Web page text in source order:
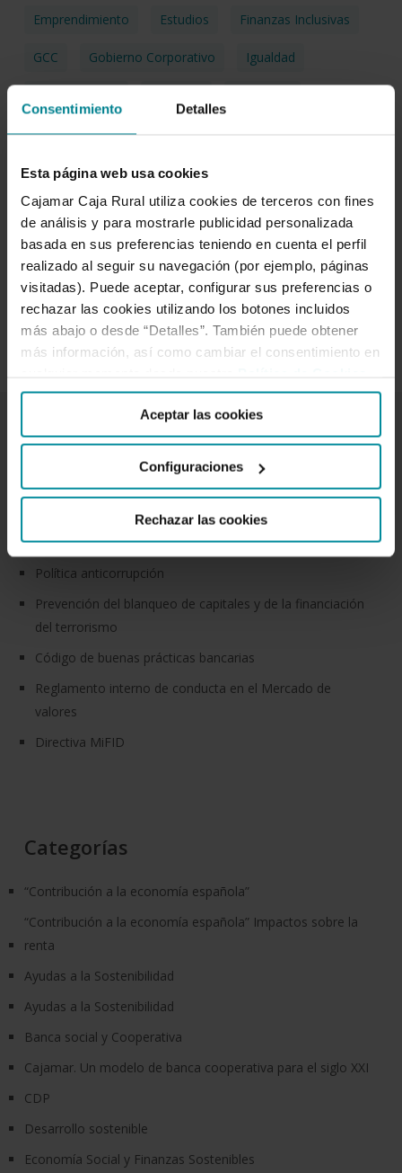
Consentimiento Detalles
Esta página web usa cookies
Cajamar Caja Rural utiliza cookies de terceros con fines
de análisis y para mostrarle publicidad personalizada
basada en sus preferencias teniendo en cuenta el perfil
realizado al seguir su navegación (por ejemplo, páginas
visitadas). Puede aceptar, configurar sus preferencias o
rechazar las cookies utilizando los botones incluidos
más abajo o desde “Detalles”. También puede obtener
más información, así como cambiar el consentimiento en
Aceptar las cookies
Configuraciones
Rechazar las cookies
Emprendimiento Estudios Finanzas Inclusivas
GCC Gobierno Corporativo Igualdad
Investigación
Pacto Mundial Publicaciones
Sostenibilidad Tecnología
Transferencia Del Conocimiento Transparencia
Voluntariado Ética
Enlaces de interés
Gobierno corporativo
Código de conducta
Política anticorrupción
Prevención del blanqueo de capitales y de la financiación
del terrorismo
Código de buenas prácticas bancarias
Reglamento interno de conducta en el Mercado de
valores
Directiva MiFID
Categorías
“Contribución a la economía española”
“Contribución a la economía española” Impactos sobre la
renta
Ayudas a la Sostenibilidad
Ayudas a la Sostenibilidad
Banca social y Cooperativa
Cajamar. Un modelo de banca cooperativa para el siglo XXI
CDP
Desarrollo sostenible
Economía Social y Finanzas Sostenibles